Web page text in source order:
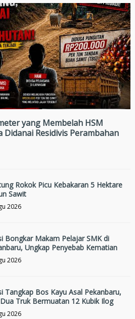
yang Membelah HSM
Didanai Residivis Perambahan
Rokok Picu Kebakaran 5 Hektare
Sawit
2026
Bongkar Makam Pelajar SMK di
Ungkap Penyebab Kematian
2026
Tangkap Bos Kayu Asal Pekanbaru,
Truk Bermuatan 12 Kubik Ilog
2026